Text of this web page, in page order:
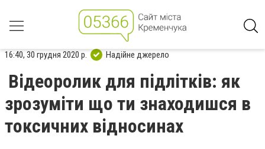
16:40, 30 грудня 2020 р. Надійне джерело
Відеоролик для підлітків: як
зрозуміти що ти знаходишся в
токсичних відносинах